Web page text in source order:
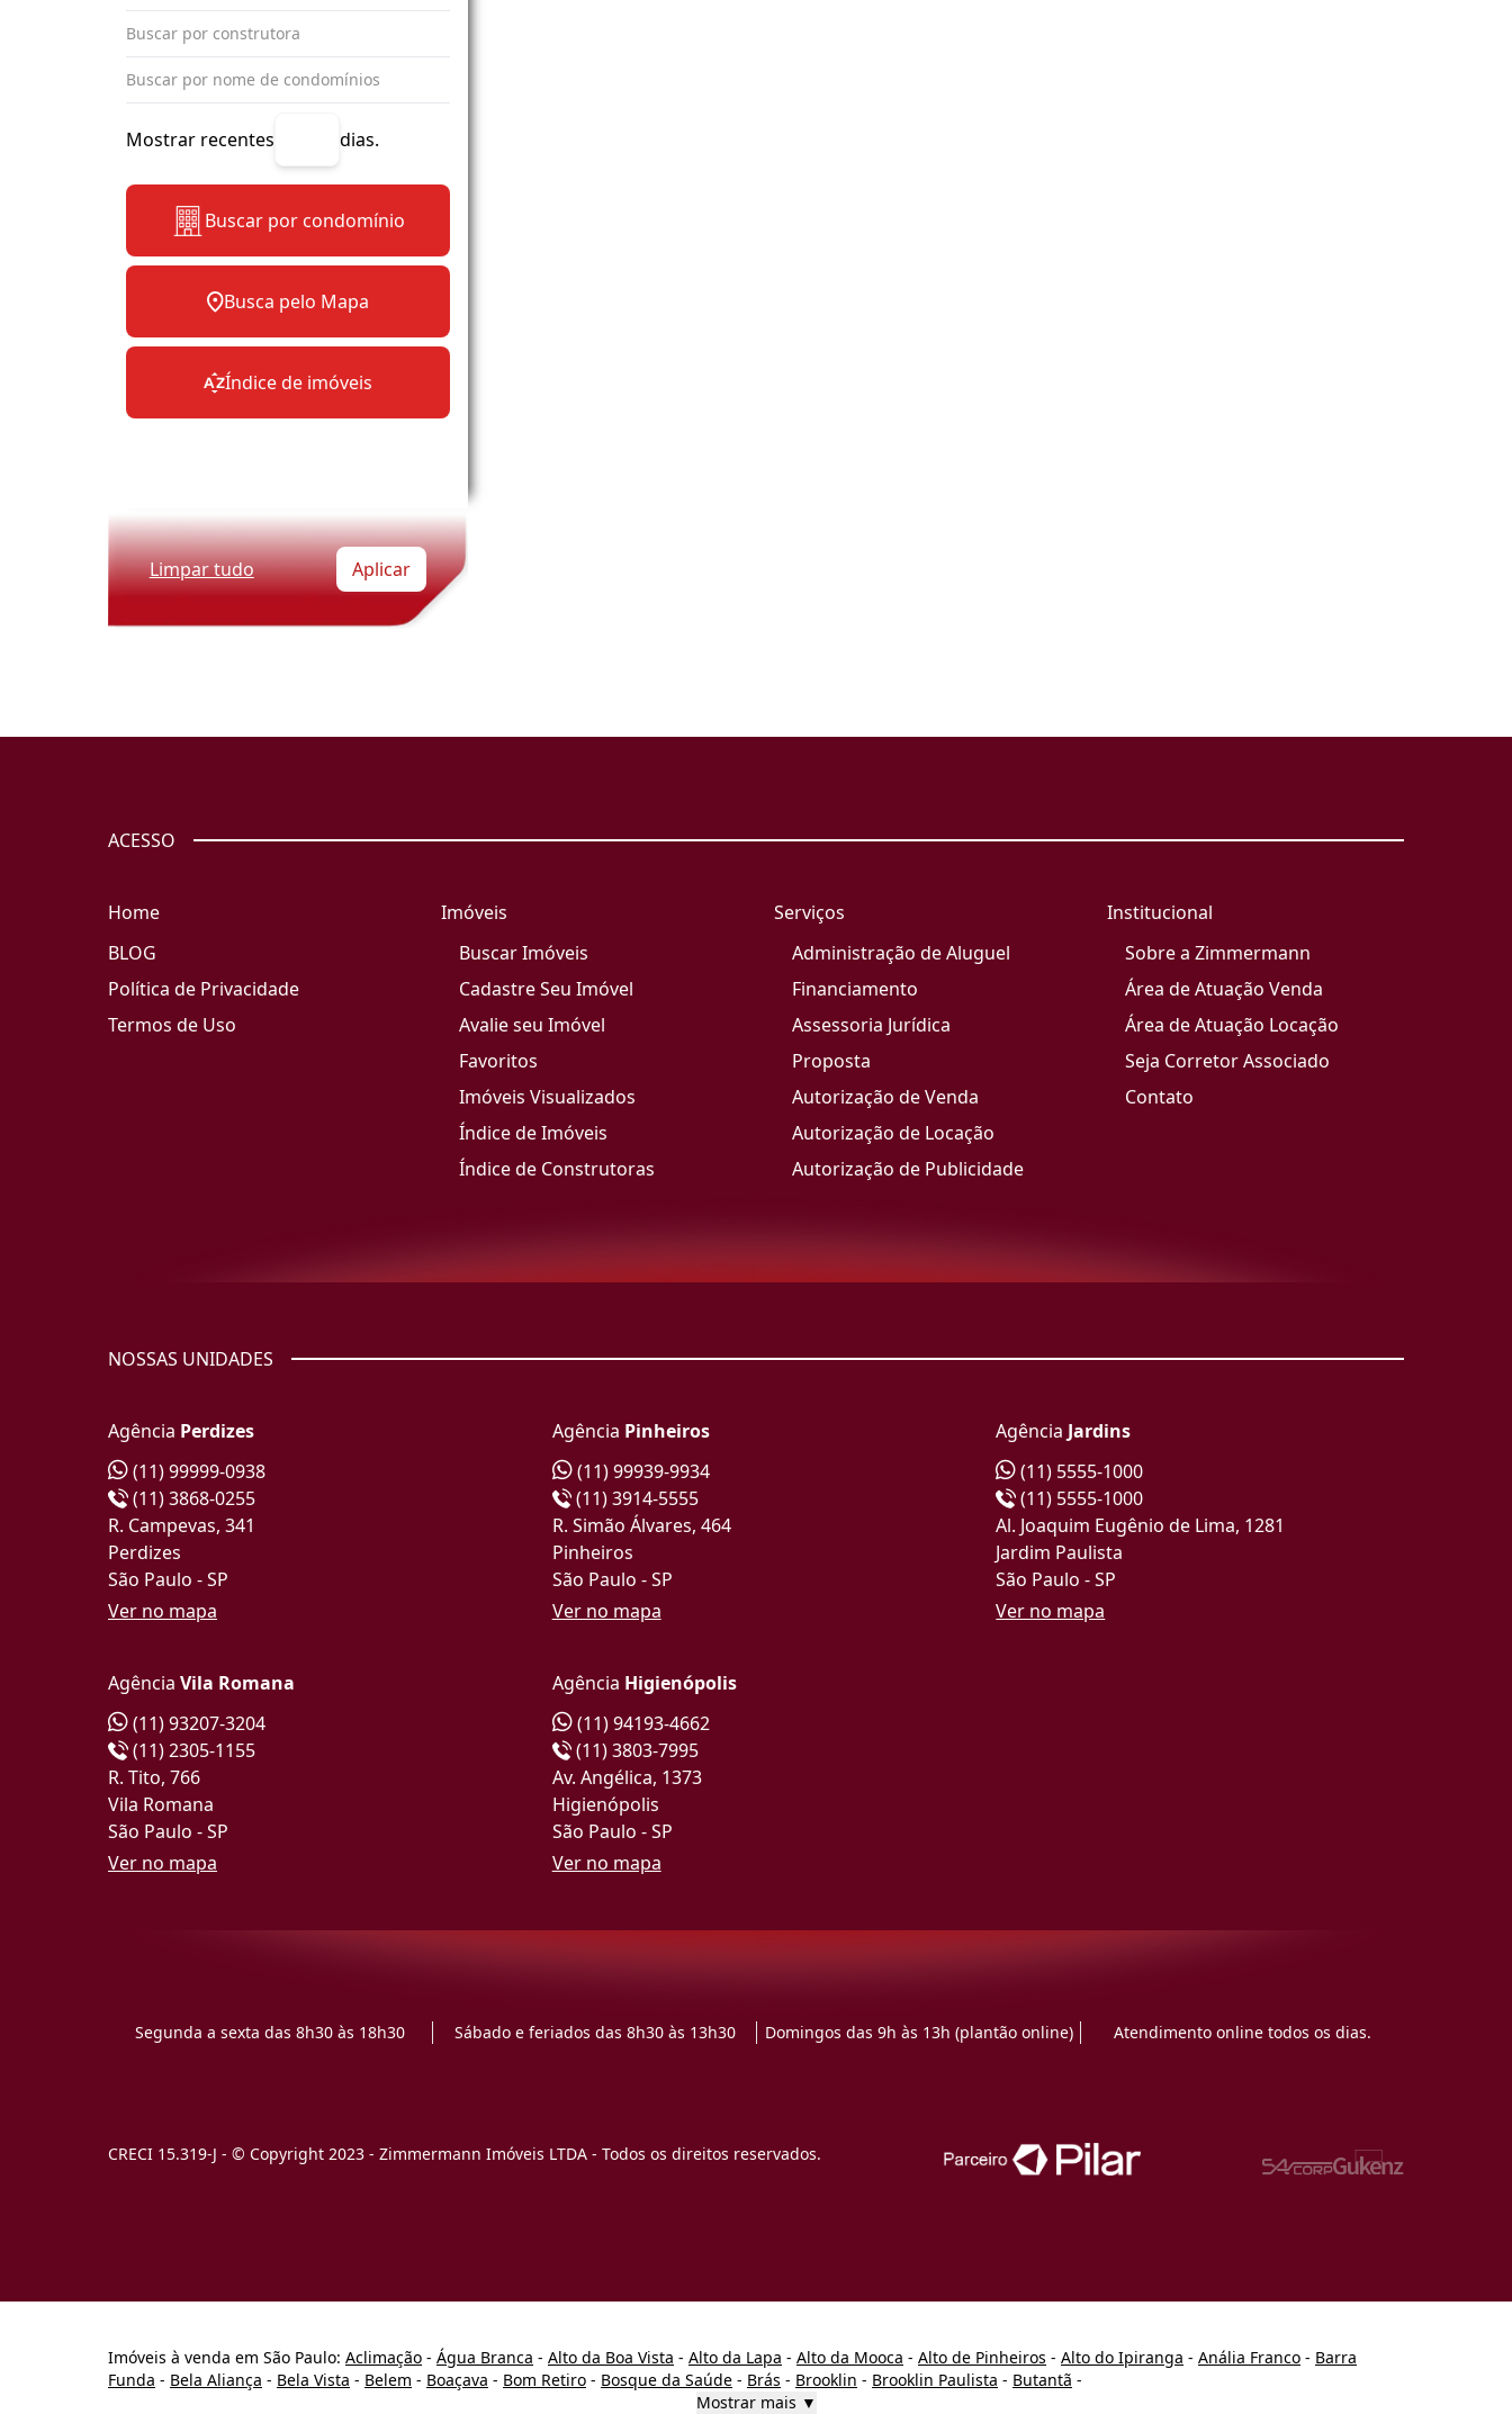
Mostrar recentes dias.
Buscar por condomínio
Busca pelo Mapa
Índice de imóveis
Limpar tudo Aplicar
ACESSO
Home
BLOG
Política de Privacidade
Termos de Uso
Imóveis
Buscar Imóveis
Cadastre Seu Imóvel
Avalie seu Imóvel
Favoritos
Imóveis Visualizados
Índice de Imóveis
Índice de Construtoras
Serviços
Administração de Aluguel
Financiamento
Assessoria Jurídica
Proposta
Autorização de Venda
Autorização de Locação
Autorização de Publicidade
Institucional
Sobre a Zimmermann
Área de Atuação Venda
Área de Atuação Locação
Seja Corretor Associado
Contato
NOSSAS UNIDADES
Agência Perdizes
(11) 99999-0938
(11) 3868-0255
R. Campevas, 341
Perdizes
São Paulo - SP
Ver no mapa
Agência Pinheiros
(11) 99939-9934
(11) 3914-5555
R. Simão Álvares, 464
Pinheiros
São Paulo - SP
Ver no mapa
Agência Jardins
(11) 5555-1000
(11) 5555-1000
Al. Joaquim Eugênio de Lima, 1281
Jardim Paulista
São Paulo - SP
Ver no mapa
Agência Vila Romana
(11) 93207-3204
(11) 2305-1155
R. Tito, 766
Vila Romana
São Paulo - SP
Ver no mapa
Agência Higienópolis
(11) 94193-4662
(11) 3803-7995
Av. Angélica, 1373
Higienópolis
São Paulo - SP
Ver no mapa
Segunda a sexta das 8h30 às 18h30 Sábado e feriados das 8h30 às 13h30 Domingos das 9h às 13h (plantão online) Atendimento online todos os dias.
CRECI 15.319-J - © Copyright 2023 - Zimmermann Imóveis LTDA - Todos os direitos reservados.
Imóveis à venda em São Paulo: Aclimação - Água Branca - Alto da Boa Vista - Alto da Lapa - Alto da Mooca - Alto de Pinheiros - Alto do Ipiranga - Anália Franco - Barra
Funda - Bela Aliança - Bela Vista - Belem - Boaçava - Bom Retiro - Bosque da Saúde - Brás - Brooklin - Brooklin Paulista - Butantã -
Mostrar mais ▼